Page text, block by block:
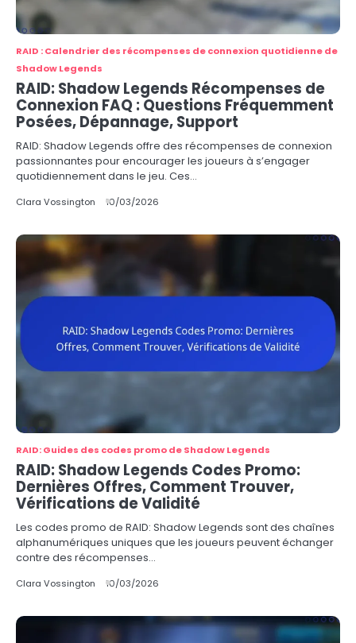
RAID : Calendrier des récompenses de connexion quotidienne de
Shadow Legends
RAID: Shadow Legends Récompenses de
Connexion FAQ : Questions Fréquemment
Posées, Dépannage, Support
RAID: Shadow Legends offre des récompenses de connexion
passionnantes pour encourager les joueurs à s’engager
quotidiennement dans le jeu. Ces…
Clara Vossington 10/03/2026
RAID: Guides des codes promo de Shadow Legends
RAID: Shadow Legends Codes Promo:
Dernières Offres, Comment Trouver,
Vérifications de Validité
Les codes promo de RAID: Shadow Legends sont des chaînes
alphanumériques uniques que les joueurs peuvent échanger
contre des récompenses…
Clara Vossington 10/03/2026